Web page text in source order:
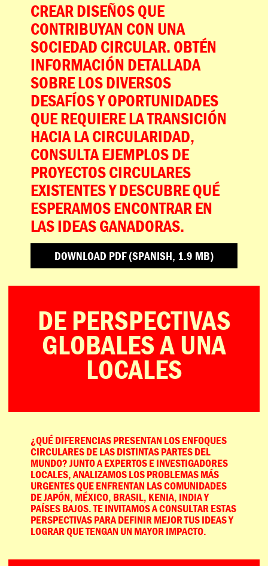
CREAR DISEÑOS QUE
CONTRIBUYAN CON UNA
SOCIEDAD CIRCULAR. OBTÉN
INFORMACIÓN DETALLADA
SOBRE LOS DIVERSOS
DESAFÍOS Y OPORTUNIDADES
QUE REQUIERE LA TRANSICIÓN
HACIA LA CIRCULARIDAD,
CONSULTA EJEMPLOS DE
PROYECTOS CIRCULARES
EXISTENTES Y DESCUBRE QUÉ
ESPERAMOS ENCONTRAR EN
LAS IDEAS GANADORAS.
DOWNLOAD PDF (SPANISH, 1.9 MB)
DE PERSPECTIVAS
GLOBALES A UNA
LOCALES
¿QUÉ DIFERENCIAS PRESENTAN LOS ENFOQUES
CIRCULARES DE LAS DISTINTAS PARTES DEL
MUNDO? JUNTO A EXPERTOS E INVESTIGADORES
LOCALES, ANALIZAMOS LOS PROBLEMAS MÁS
URGENTES QUE ENFRENTAN LAS COMUNIDADES
DE JAPÓN, MÉXICO, BRASIL, KENIA, INDIA Y
PAÍSES BAJOS. TE INVITAMOS A CONSULTAR ESTAS
PERSPECTIVAS PARA DEFINIR MEJOR TUS IDEAS Y
LOGRAR QUE TENGAN UN MAYOR IMPACTO.